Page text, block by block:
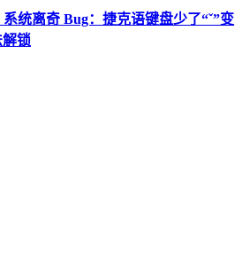
统离奇 Bug：捷克语键盘少了“ˇ”变
锁